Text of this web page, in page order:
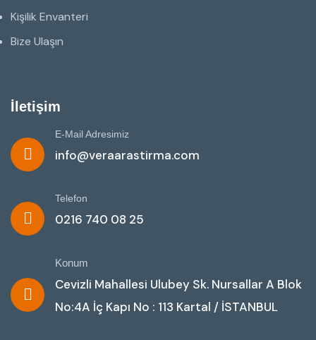
Kişilik Envanteri
Bize Ulaşın
İletişim
E-Mail Adresimiz
info@veraarastirma.com
Telefon
0216 740 08 25
Konum
Cevizli Mahallesi Ulubey Sk. Nursallar A Blok
No:4A İç Kapı No : 113 Kartal / İSTANBUL